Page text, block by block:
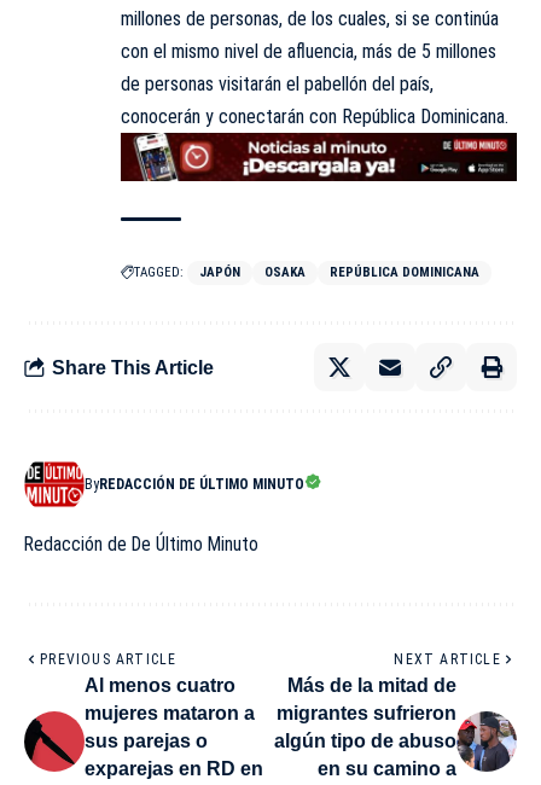
millones de personas, de los cuales, si se continúa
con el mismo nivel de afluencia, más de 5 millones
de personas visitarán el pabellón del país,
conocerán y conectarán con República Dominicana.
TAGGED: JAPÓN OSAKA REPÚBLICA DOMINICANA
Share This Article
ByREDACCIÓN DE ÚLTIMO MINUTO
Redacción de De Último Minuto
PREVIOUS ARTICLE
Al menos cuatro
mujeres mataron a
sus parejas o
exparejas en RD en
NEXT ARTICLE
Más de la mitad de
migrantes sufrieron
algún tipo de abuso
en su camino a